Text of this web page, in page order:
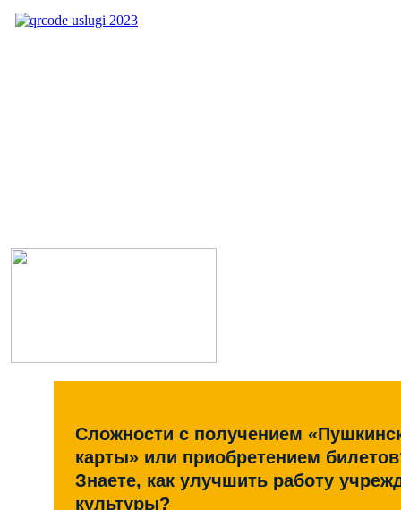
Сложности с получением
карты» или приобретением
Знаете, как улучшить работу
культуры?